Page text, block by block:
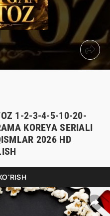
1-2-3-4-5-10-20-
KOREYA SERIALI
2026 HD